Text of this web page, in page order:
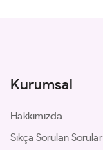
Kurumsal
Hakkımızda
Sıkça Sorulan Sorular